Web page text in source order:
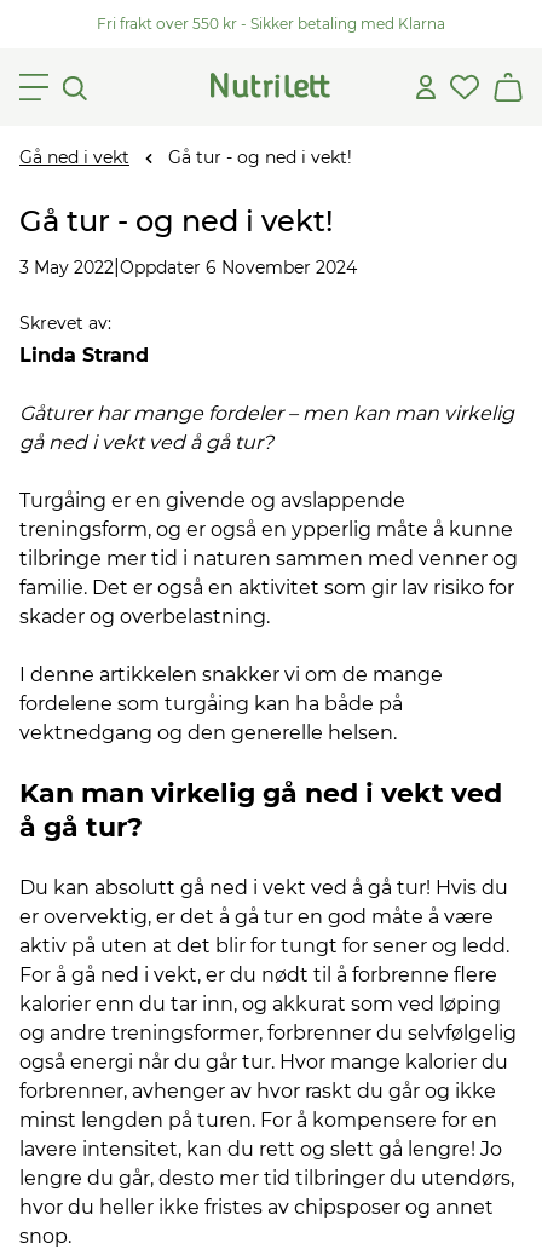
Fri frakt over 550 kr - Sikker betaling med Klarna
Gå ned i vekt Gå tur - og ned i vekt!
Gå tur - og ned i vekt!
3 May 2022 Oppdater 6 November 2024
Skrevet av:
Linda Strand
Gåturer har mange fordeler – men kan man virkelig
gå ned i vekt ved å gå tur?
Turgåing er en givende og avslappende
treningsform, og er også en ypperlig måte å kunne
tilbringe mer tid i naturen sammen med venner og
familie. Det er også en aktivitet som gir lav risiko for
skader og overbelastning.
I denne artikkelen snakker vi om de mange
fordelene som turgåing kan ha både på
vektnedgang og den generelle helsen.
Kan man virkelig gå ned i vekt ved
å gå tur?
Du kan absolutt gå ned i vekt ved å gå tur! Hvis du
er overvektig, er det å gå tur en god måte å være
aktiv på uten at det blir for tungt for sener og ledd.
For å gå ned i vekt, er du nødt til å forbrenne flere
kalorier enn du tar inn, og akkurat som ved løping
og andre treningsformer, forbrenner du selvfølgelig
også energi når du går tur. Hvor mange kalorier du
forbrenner, avhenger av hvor raskt du går og ikke
minst lengden på turen. For å kompensere for en
lavere intensitet, kan du rett og slett gå lengre! Jo
lengre du går, desto mer tid tilbringer du utendørs,
hvor du heller ikke fristes av chipsposer og annet
snop.